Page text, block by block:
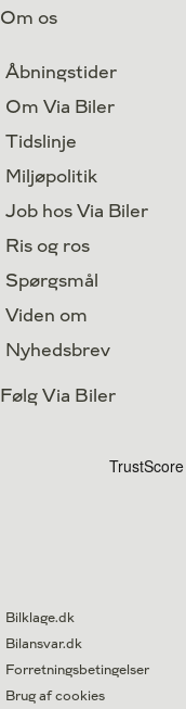
Om os
Åbningstider
Om Via Biler
Tidslinje
Miljøpolitik
Job hos Via Biler
Ris og ros
Spørgsmål
Viden om
Nyhedsbrev
Følg Via Biler
Bilklage.dk
Bilansvar.dk
Forretningsbetingelser
Brug af cookies